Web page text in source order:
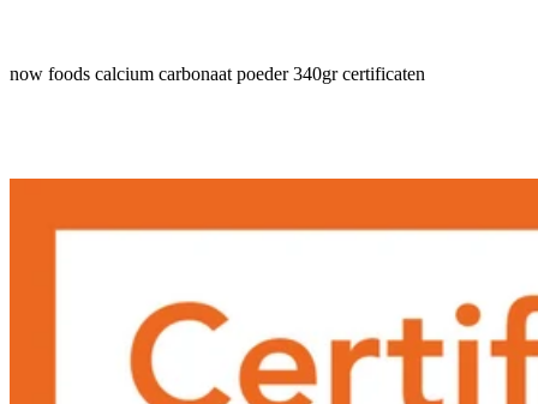
now foods calcium carbonaat poeder 340gr certificaten